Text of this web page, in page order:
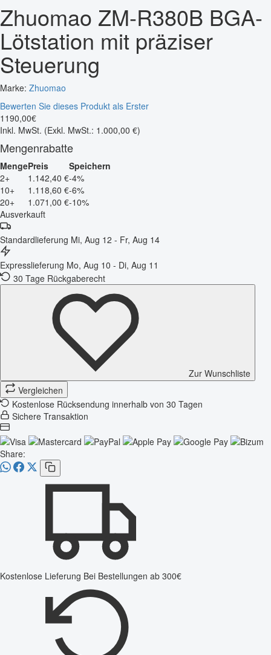
Zhuomao ZM-R380B BGA-
Lötstation mit präziser
Steuerung
Marke: Zhuomao
Bewerten Sie dieses Produkt als Erster
1190,00€
Inkl. MwSt. (Exkl. MwSt.: 1.000,00 €)
Mengenrabatte
MengePreis
Speichern
2+
1.142,40 €-4%
10+
1.118,60 €-6%
20+
1.071,00 €-10%
Ausverkauft
Standardlieferung Mi, Aug 12 - Fr, Aug 14
Expresslieferung Mo, Aug 10 - Di, Aug 11
30 Tage Rückgaberecht
Zur Wunschliste
Vergleichen
Kostenlose Rücksendung innerhalb von 30 Tagen
Sichere Transaktion
Share:
Kostenlose Lieferung Bei Bestellungen ab 300€